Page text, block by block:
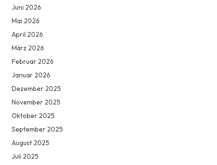
Juni 2026
Mai 2026
April 2026
März 2026
Februar 2026
Januar 2026
Dezember 2025
November 2025
Oktober 2025
September 2025
August 2025
Juli 2025